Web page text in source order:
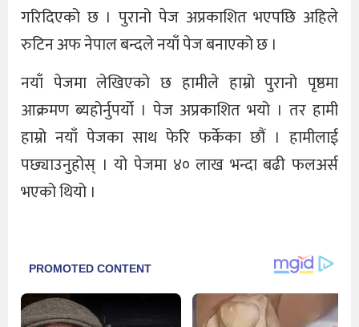
गरिदिएको छ । पुरानो पेज अप्रकाशित भएपछि अहिले
रुटिन अफ नेपाल बन्दले नयाँ पेज बनाएको छ ।
नयाँ पेजमा लेखिएको छ हामीले हाम्रो पुरानो पृष्ठमा
आक्रमण ब्यहोर्नुपर्यो । पेज अप्रकाशित भयो । तर हामी
हाम्रो नयाँ पेजका साथ फेरि फर्केका छौं । हामीलाई
पछ्याउनुहोस् । यो पेजमा ४० लाख भन्दा बढी फलअर्स
भएको थियो ।